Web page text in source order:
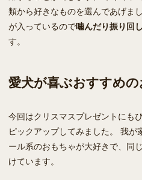
類から好きなものを選んであげま
が入っているので噛んだり振り回
す。
愛犬が喜ぶおすすめ
今回はクリスマスプレゼントにも
ピックアップしてみました。 我
ール系のおもちゃが大好きで、同
けています。